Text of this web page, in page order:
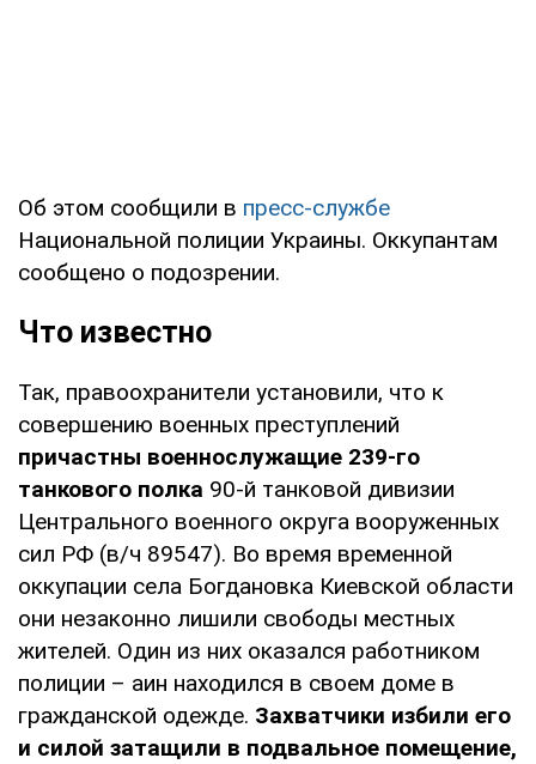
Об этом сообщили в пресс-службе
Национальной полиции Украины. Оккупантам
сообщено о подозрении.
Что известно
Так, правоохранители установили, что к
совершению военных преступлений
причастны военнослужащие 239-го
танкового полка 90-й танковой дивизии
Центрального военного округа вооруженных
сил РФ (в/ч 89547). Во время временной
оккупации села Богдановка Киевской области
они незаконно лишили свободы местных
жителей. Один из них оказался работником
полиции – аин находился в своем доме в
гражданской одежде. Захватчики избили его
и силой затащили в подвальное помещение,